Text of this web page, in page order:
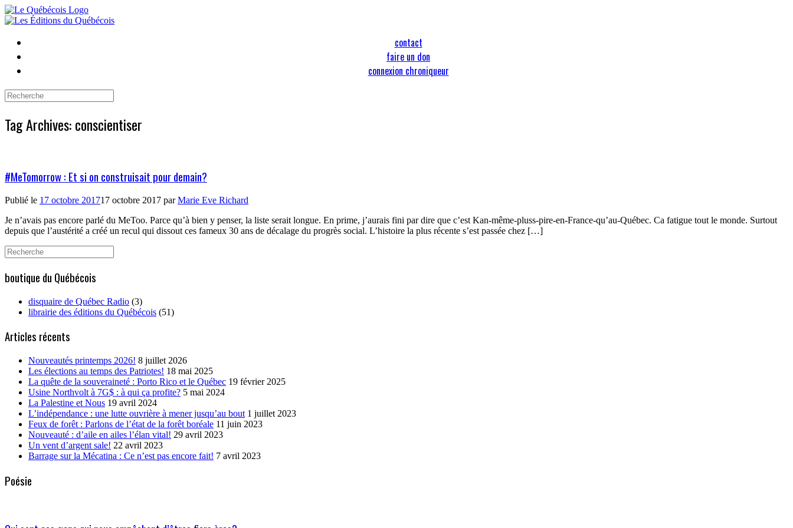
Skip
to
contact
faire un don
connexion chroniqueur
Search
Tag Archives:conscientiser
#MeTomorrow : Et si on construisait pour demain?
Publié le 17 octobre 201717 octobre 2017 parMarie Eve Richard
Je n’avais pas encore parlé du MeToo. Parce qu’à bien y penser, la liste serait longue. En prime, j’aurais fini par dire que c’est Kan-même-pluss-pire-en-France-qu’au-Québec. Ca fatigue tout le monde. Surtout
depuis que l’austérité a créé un recul qui dissout ces fameux 30 ans de décalage du progrès social. L’histoire la plus récente s’est passée chez […]
Search
for:
boutique du Québécois
disquaire de Québec Radio (3)
librairie des éditions du Québécois (51)
Articles récents
Nouveautés printemps 2026! 8 juillet 2026
Les élections au temps des Patriotes! 18 mai 2025
La quête de la souveraineté : Porto Rico et le Québec 19 février 2025
Usine Northvolt à 7G$ : à qui ça profite? 5 mai 2024
La Palestine et Nous 19 avril 2024
L’indépendance : une lutte ouvrière à mener jusqu’au bout 1 juillet 2023
Feux de forêt : Parlons de l’état de la forêt boréale 11 juin 2023
Nouveauté : d’aile en ailes l’élan vital! 29 avril 2023
Un vent d’argent sale! 22 avril 2023
Barrage sur la Mécatina : Ce n’est pas encore fait! 7 avril 2023
Poésie